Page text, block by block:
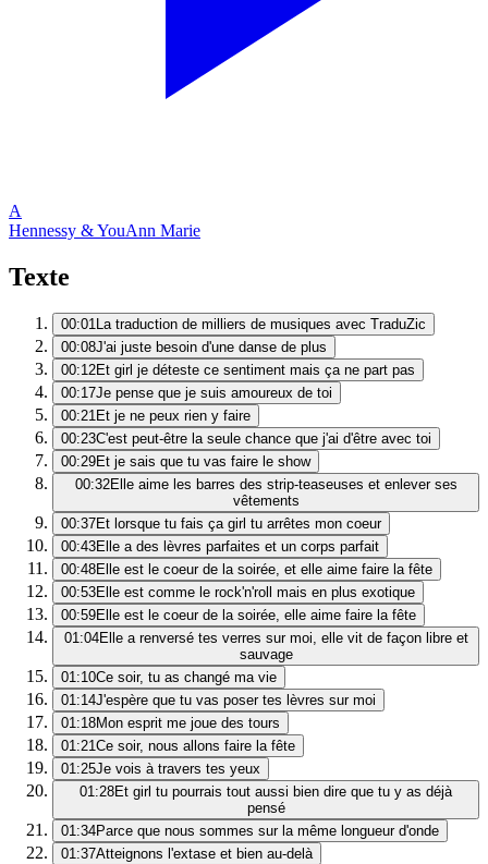
A
Hennessy & YouAnn Marie
Texte
00:01La traduction de milliers de musiques avec TraduZic
00:08J'ai juste besoin d'une danse de plus
00:12Et girl je déteste ce sentiment mais ça ne part pas
00:17Je pense que je suis amoureux de toi
00:21Et je ne peux rien y faire
00:23C'est peut-être la seule chance que j'ai d'être avec toi
00:29Et je sais que tu vas faire le show
00:32Elle aime les barres des strip-teaseuses et enlever ses
vêtements
00:37Et lorsque tu fais ça girl tu arrêtes mon coeur
00:43Elle a des lèvres parfaites et un corps parfait
00:48Elle est le coeur de la soirée, et elle aime faire la fête
00:53Elle est comme le rock'n'roll mais en plus exotique
00:59Elle est le coeur de la soirée, elle aime faire la fête
01:04Elle a renversé tes verres sur moi, elle vit de façon libre et
sauvage
01:10Ce soir, tu as changé ma vie
01:14J'espère que tu vas poser tes lèvres sur moi
01:18Mon esprit me joue des tours
01:21Ce soir, nous allons faire la fête
01:25Je vois à travers tes yeux
01:28Et girl tu pourrais tout aussi bien dire que tu y as déjà
pensé
01:34Parce que nous sommes sur la même longueur d'onde
01:37Atteignons l'extase et bien au-delà